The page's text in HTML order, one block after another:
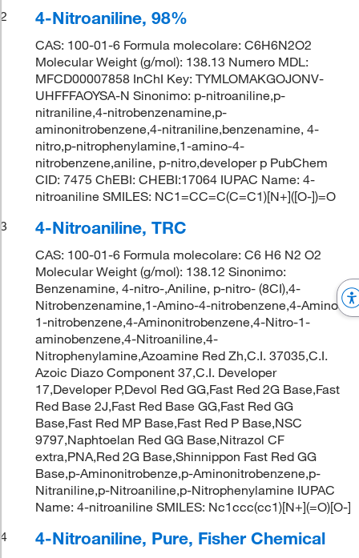
2
4-Nitroaniline, 98%
CAS: 100-01-6 Formula molecolare: C6H6N2O2
Molecular Weight (g/mol): 138.13 Numero MDL:
MFCD00007858 InChI Key: TYMLOMAKGOJONV-
UHFFFAOYSA-N Sinonimo: p-nitroaniline,p-
nitraniline,4-nitrobenzenamine,p-
aminonitrobenzene,4-nitraniline,benzenamine, 4-
nitro,p-nitrophenylamine,1-amino-4-
nitrobenzene,aniline, p-nitro,developer p PubChem
CID: 7475 ChEBI: CHEBI:17064 IUPAC Name: 4-
nitroaniline SMILES: NC1=CC=C(C=C1)[N+]([O-])=O
3
4-Nitroaniline, TRC
CAS: 100-01-6 Formula molecolare: C6 H6 N2 O2
Molecular Weight (g/mol): 138.12 Sinonimo:
Benzenamine, 4-nitro-,Aniline, p-nitro- (8CI),4-
Nitrobenzenamine,1-Amino-4-nitrobenzene,4-Amino-
1-nitrobenzene,4-Aminonitrobenzene,4-Nitro-1-
aminobenzene,4-Nitroaniline,4-
Nitrophenylamine,Azoamine Red Zh,C.I. 37035,C.I.
Azoic Diazo Component 37,C.I. Developer
17,Developer P,Devol Red GG,Fast Red 2G Base,Fast
Red Base 2J,Fast Red Base GG,Fast Red GG
Base,Fast Red MP Base,Fast Red P Base,NSC
9797,Naphtoelan Red GG Base,Nitrazol CF
extra,PNA,Red 2G Base,Shinnippon Fast Red GG
Base,p-Aminonitrobenze,p-Aminonitrobenzene,p-
Nitraniline,p-Nitroaniline,p-Nitrophenylamine IUPAC
Name: 4-nitroaniline SMILES: Nc1ccc(cc1)[N+](=O)[O-]
4
4-Nitroaniline, Pure, Fisher Chemical